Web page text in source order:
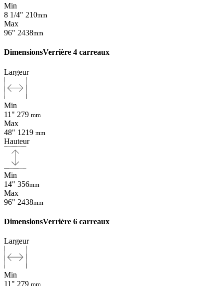
Min
8 1/4" 210mm
Max
96" 2438mm
DimensionsVerrière 4 carreaux
Largeur
Min
11" 279 mm
Max
48" 1219 mm
Hauteur
Min
14" 356mm
Max
96" 2438mm
DimensionsVerrière 6 carreaux
Largeur
Min
11" 279 mm